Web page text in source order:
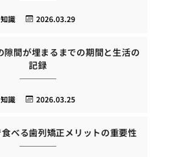
2026.03.29
知識
隙間が埋まるまでの期間と生活の
記録
2026.03.25
知識
べる歯列矯正メリットの重要性